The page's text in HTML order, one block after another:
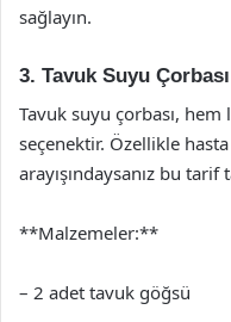
sağlayın.
3. Tavuk Suyu Çorbası
Tavuk suyu çorbası,
seçenektir. Özellikle
arayışındaysanız bu tarif
**Malzemeler:**
– 2 adet tavuk göğsü